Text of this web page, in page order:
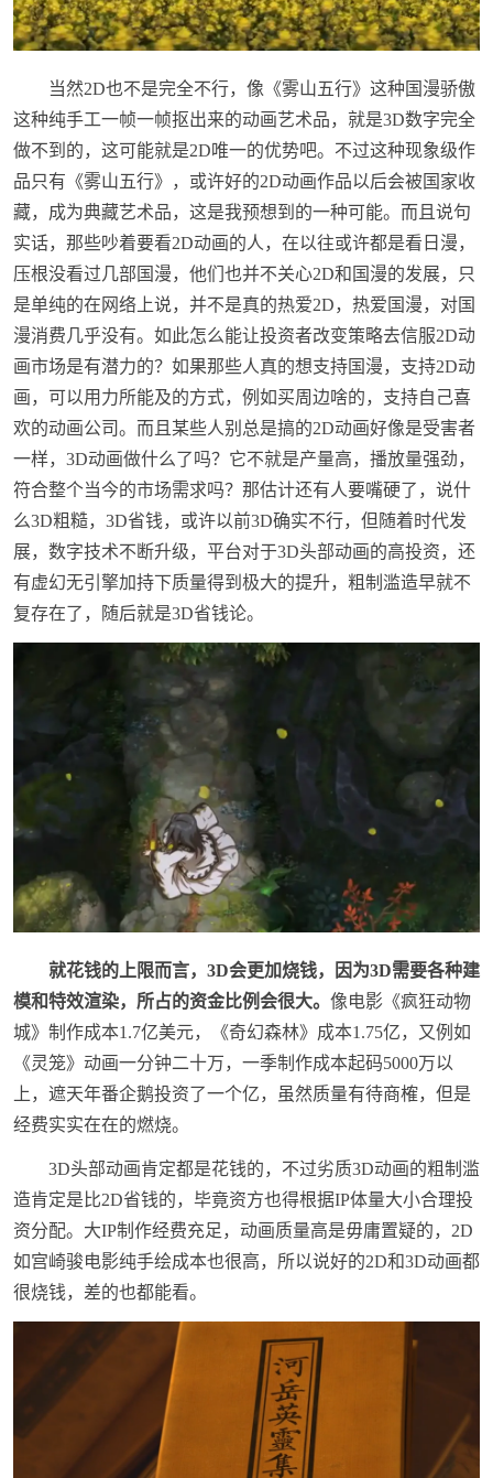
当然2D也不是完全不行，像《雾山五行》这种国漫骄傲
这种纯手工一帧一帧抠出来的动画艺术品，就是3D数字完全
做不到的，这可能就是2D唯一的优势吧。不过这种现象级作
品只有《雾山五行》，或许好的2D动画作品以后会被国家收
藏，成为典藏艺术品，这是我预想到的一种可能。而且说句
实话，那些吵着要看2D动画的人，在以往或许都是看日漫，
压根没看过几部国漫，他们也并不关心2D和国漫的发展，只
是单纯的在网络上说，并不是真的热爱2D，热爱国漫，对国
漫消费几乎没有。如此怎么能让投资者改变策略去信服2D动
画市场是有潜力的？如果那些人真的想支持国漫，支持2D动
画，可以用力所能及的方式，例如买周边啥的，支持自己喜
欢的动画公司。而且某些人别总是搞的2D动画好像是受害者
一样，3D动画做什么了吗？它不就是产量高，播放量强劲，
符合整个当今的市场需求吗？那估计还有人要嘴硬了，说什
么3D粗糙，3D省钱，或许以前3D确实不行，但随着时代发
展，数字技术不断升级，平台对于3D头部动画的高投资，还
有虚幻无引擎加持下质量得到极大的提升，粗制滥造早就不
复存在了，随后就是3D省钱论。
就花钱的上限而言，3D会更加烧钱，因为3D需要各种建
模和特效渲染，所占的资金比例会很大。 像电影《疯狂动物
城》制作成本1.7亿美元，《奇幻森林》成本1.75亿，又例如
《灵笼》动画一分钟二十万，一季制作成本起码5000万以
上，遮天年番企鹅投资了一个亿，虽然质量有待商榷，但是
经费实实在在的燃烧。
3D头部动画肯定都是花钱的，不过劣质3D动画的粗制滥
造肯定是比2D省钱的，毕竟资方也得根据IP体量大小合理投
资分配。大IP制作经费充足，动画质量高是毋庸置疑的，2D
如宫崎骏电影纯手绘成本也很高，所以说好的2D和3D动画都
很烧钱，差的也都能看。